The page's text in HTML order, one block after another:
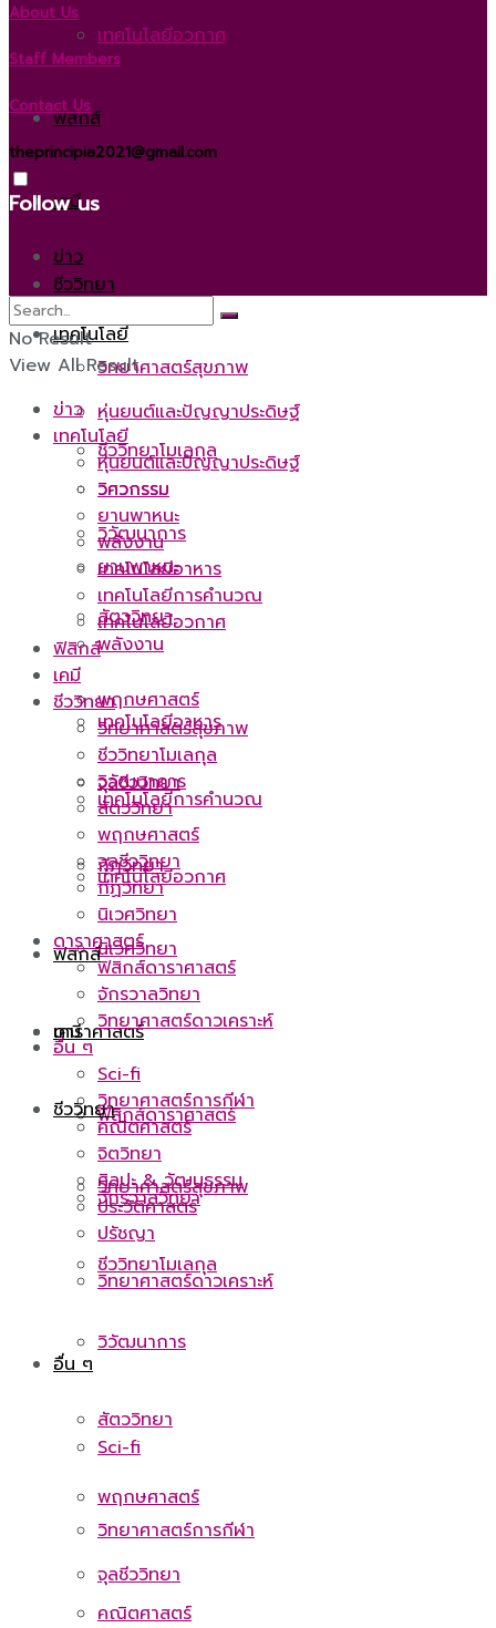
เทคโนโลยีอวกาศ
ฟิสิกส์
เคมี
ชีววิทยา
วิทยาศาสตร์สุขภาพ
ชีววิทยาโมเลกุล
วิวัฒนาการ
สัตววิทยา
พฤกษศาสตร์
จุลชีววิทยา
กีฏวิทยา
นิเวศวิทยา
ดาราศาสตร์
ฟิสิกส์ดาราศาสตร์
จักรวาลวิทยา
วิทยาศาสตร์ดาวเคราะห์
อื่น ๆ
Sci-fi
วิทยาศาสตร์การกีฬา
คณิตศาสตร์
ข่าว
เทคโนโลยี
หุ่นยนต์และปัญญาประดิษฐ์
วิศวกรรม
ยานพาหนะ
พลังงาน
เทคโนโลยีอาหาร
เทคโนโลยีการคำนวณ
เทคโนโลยีอวกาศ
ฟิสิกส์
เคมี
ชีววิทยา
วิทยาศาสตร์สุขภาพ
ชีววิทยาโมเลกุล
วิวัฒนาการ
สัตววิทยา
พฤกษศาสตร์
จุลชีววิทยา
About Us
Staff Members
Contact Us
theprincipia2021@gmail.com
Follow us
No Result
View All Result
ข่าว
เทคโนโลยี
หุ่นยนต์และปัญญาประดิษฐ์
วิศวกรรม
ยานพาหนะ
พลังงาน
เทคโนโลยีอาหาร
เทคโนโลยีการคำนวณ
เทคโนโลยีอวกาศ
ฟิสิกส์
เคมี
ชีววิทยา
วิทยาศาสตร์สุขภาพ
ชีววิทยาโมเลกุล
วิวัฒนาการ
สัตววิทยา
พฤกษศาสตร์
จุลชีววิทยา
กีฏวิทยา
นิเวศวิทยา
ดาราศาสตร์
ฟิสิกส์ดาราศาสตร์
จักรวาลวิทยา
วิทยาศาสตร์ดาวเคราะห์
อื่น ๆ
Sci-fi
วิทยาศาสตร์การกีฬา
คณิตศาสตร์
จิตวิทยา
ศิลปะ & วัฒนธรรม
ประวัติศาสตร์
ปรัชญา